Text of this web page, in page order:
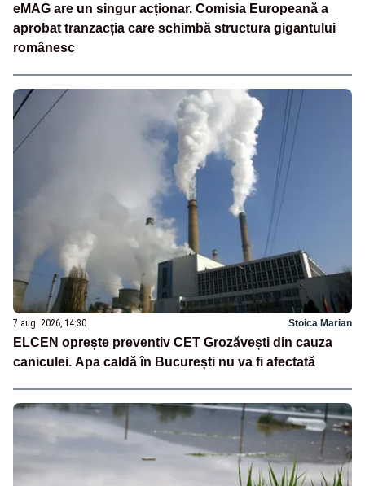
eMAG are un singur acționar. Comisia Europeană a
aprobat tranzacția care schimbă structura gigantului
românesc
7 aug. 2026, 14:30 Stoica Marian
ELCEN oprește preventiv CET Grozăvești din cauza
caniculei. Apa caldă în București nu va fi afectată